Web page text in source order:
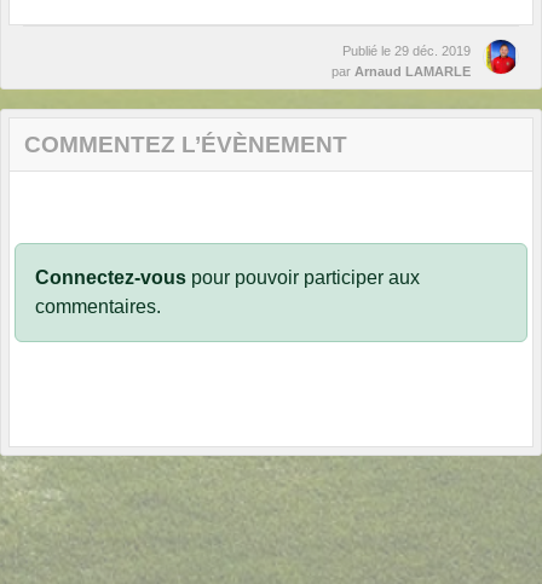
Publié le 29 déc. 2019
par Arnaud LAMARLE
COMMENTEZ L’ÉVÈNEMENT
Connectez-vous pour pouvoir participer aux
commentaires.